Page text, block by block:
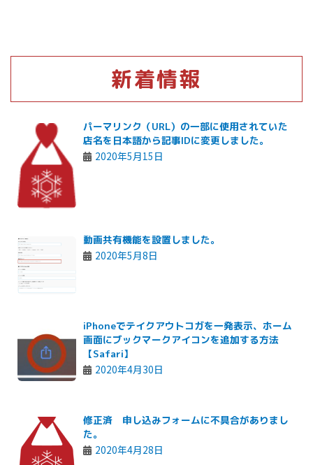
新着情報
パーマリンク（URL）の一部に使用されていた
店名を日本語から記事IDに変更しました。
2020年5月15日
動画共有機能を設置しました。
2020年5月8日
iPhoneでテイクアウトコガを一発表示、ホーム
画面にブックマークアイコンを追加する方法
【Safari】
2020年4月30日
修正済 申し込みフォームに不具合がありまし
た。
2020年4月28日